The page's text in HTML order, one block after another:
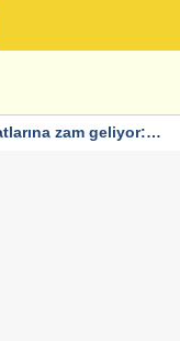
zam geliyor: